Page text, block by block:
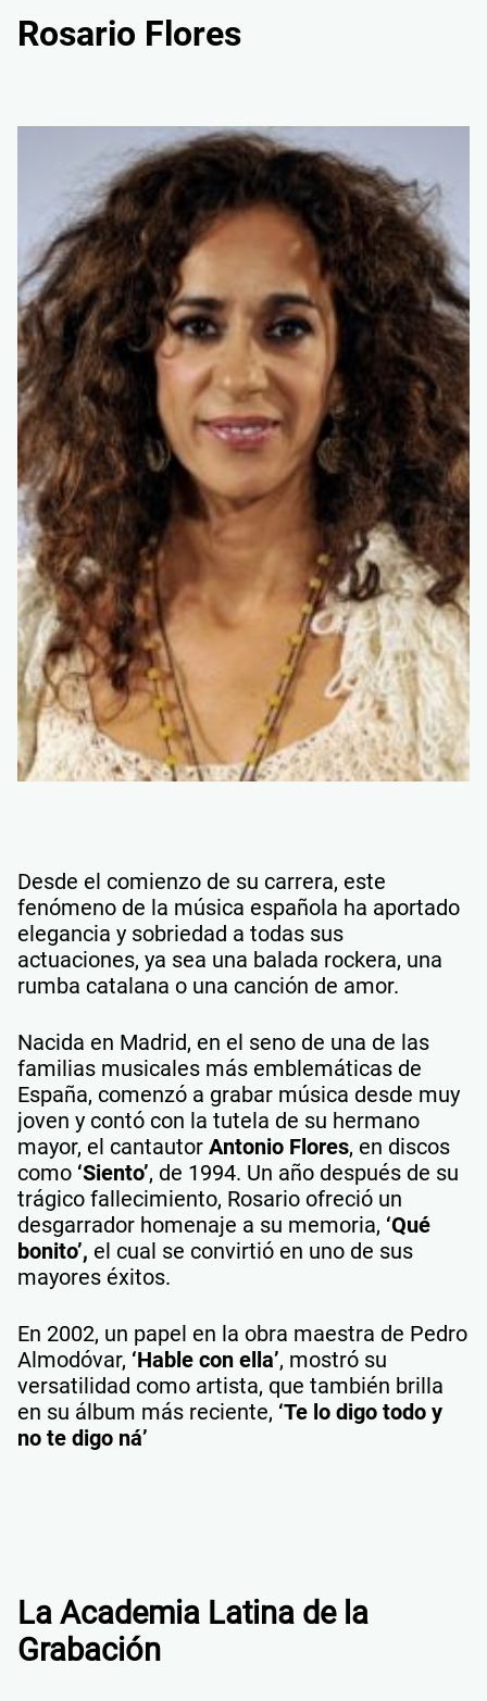
Rosario Flores
Desde el comienzo de su carrera, este
fenómeno de la música española ha aportado
elegancia y sobriedad a todas sus
actuaciones, ya sea una balada rockera, una
rumba catalana o una canción de amor.
Nacida en Madrid, en el seno de una de las
familias musicales más emblemáticas de
España, comenzó a grabar música desde muy
joven y contó con la tutela de su hermano
mayor, el cantautor Antonio Flores, en discos
como ‘Siento’, de 1994. Un año después de su
trágico fallecimiento, Rosario ofreció un
desgarrador homenaje a su memoria, ‘Qué
bonito’, el cual se convirtió en uno de sus
mayores éxitos.
En 2002, un papel en la obra maestra de Pedro
Almodóvar, ‘Hable con ella’, mostró su
versatilidad como artista, que también brilla
en su álbum más reciente, ‘Te lo digo todo y
no te digo ná’
La Academia Latina de la
Grabación